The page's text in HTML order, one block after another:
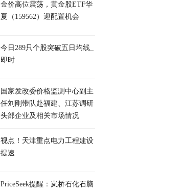
金价高位震荡，黄金股ETF华
夏（159562）迎配置机会
今日289只个股突破五日均线_
即时
国家发改委价格监测中心副主
任刘刚带队赴福建、江苏调研
头部企业及相关市场情况
视点！天津重点电力工程建设
提速
PriceSeek提醒：岚桥石化石脑